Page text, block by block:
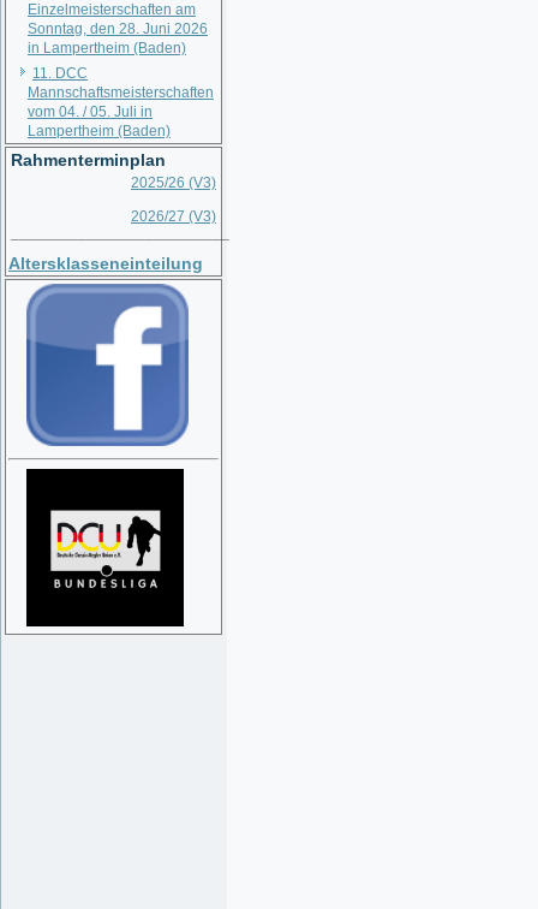
Einzelmeisterschaften am
Sonntag, den 28. Juni 2026
in Lampertheim (Baden)
11. DCC
Mannschaftsmeisterschaften
vom 04. / 05. Juli in
Lampertheim (Baden)
Rahmenterminplan
2025/26 (V3)
2026/27 (V3)
Altersklasseneinteilung